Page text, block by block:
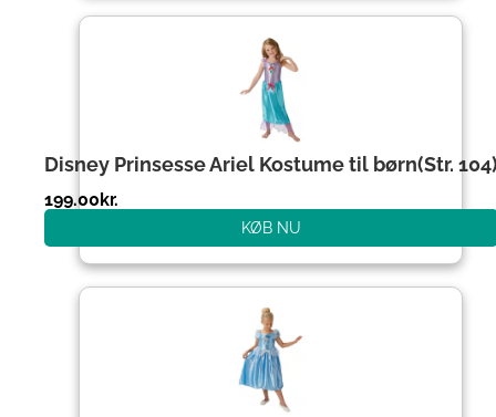
Disney Prinsesse Ariel Kostume til børn(Str.
199.00kr.
KØB NU